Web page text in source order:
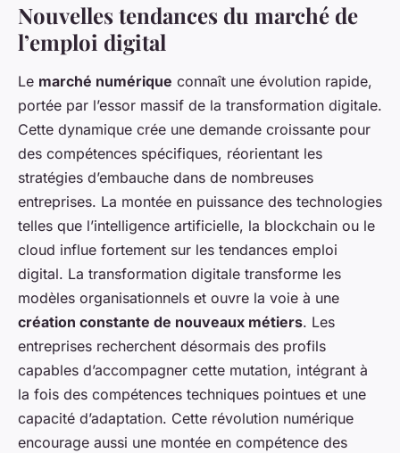
Opportunités professionnelles
inédites dans le numérique :
Découvrez les nouveaux
métiers du digital
Youssef•27 avril 2025•2 min de lecture
Nouvelles tendances du marché de
l’emploi digital
Le marché numérique connaît une évolution rapide,
portée par l’essor massif de la transformation digitale.
Cette dynamique crée une demande croissante pour
des compétences spécifiques, réorientant les
stratégies d’embauche dans de nombreuses
entreprises. La montée en puissance des technologies
telles que l’intelligence artificielle, la blockchain ou le
cloud influe fortement sur les tendances emploi
digital. La transformation digitale transforme les
modèles organisationnels et ouvre la voie à une
création constante de nouveaux métiers. Les
entreprises recherchent désormais des profils
capables d’accompagner cette mutation, intégrant à
la fois des compétences techniques pointues et une
capacité d’adaptation. Cette révolution numérique
encourage aussi une montée en compétence des